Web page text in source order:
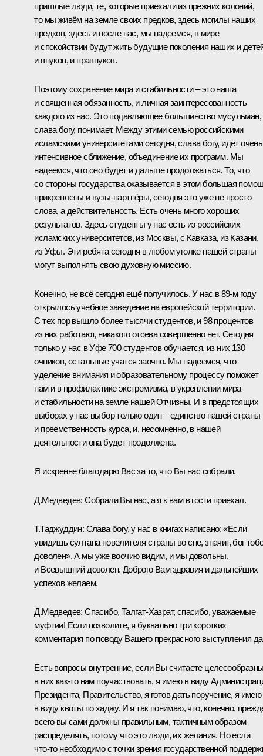
пришлые люди, те, которые приехали из прежних колоний,
то мы живём на земле своих предков, здесь могилы наших
предков, здесь и после нас, мы надеемся, в мире
и спокойствии будут жить будущие поколения наших и
и внуков, и правнуков.
Поэтому сохранение мира и стабильности – это наша
и священная обязанность, и личная заинтересованность
каждого из нас. Это подавляющее большинство мусульман,
слава богу, понимает. Между этими семью российскими
исламскими университетами сегодня, слава богу, идёт очень
интенсивное сближение, объединение их программ. Мы
надеемся, что оно будет и дальше продолжаться. То, что
со стороны государства оказывается в этом большая
прикреплены и вузы-партнёры, сегодня это уже не просто
слова, а действительность. Есть очень много хороших
результатов. Здесь студенты у нас есть из российских
исламских университетов, из Москвы, с Кавказа, из Казани,
из Уфы. Эти ребята сегодня в любом уголке нашей страны
могут выполнять свою духовную миссию.
Конечно, не всё сегодня ещё получилось. У нас в 89-м году
открылось учебное заведение на европейской территории.
С тех пор вышло более тысячи студентов, и 98 процентов
из них работают, никакого отсева совершенно нет. Сегодня
только у нас в Уфе 700 студентов обучается, из них 130
очников, остальные учатся заочно. Мы надеемся, что
уделение внимания и образовательному процессу поможет
нам и в профилактике экстремизма, в укреплении мира
и стабильности на земле нашей Отчизны. И в предстоящих
выборах у нас выбор только один – единство нашей страны
и преемственность курса, и, несомненно, в нашей
деятельности она будет продолжена.
Я искренне благодарю Вас за то, что Вы нас собрали.
Д.Медведев: Собрали Вы нас, а я к вам в гости приехал.
Т.Таджуддин: Слава богу, у нас в книгах написано: «Если
увидишь султана повелителя страны во сне, значит, бог
доволен». А мы уже воочию видим, и мы довольны,
и Всевышний доволен. Доброго Вам здравия и дальнейших
успехов желаем.
Д.Медведев: Спасибо, Талгат-Хазрат, спасибо, уважаемые
муфтии! Если позволите, я буквально три коротких
комментария по поводу Вашего прекрасного выступления
Есть вопросы внутренние, если Вы считаете
в них как‑то нам поучаствовать, я имею в виду
Президента, Правительство, я готов дать поручение, я имею
в виду квоты по хаджу. И я так понимаю, что, конечно,
всего вы сами должны правильным, тактичным образом
распределять, потому что это люди, их желания. Но если
что‑то необходимо с точки зрения государственной